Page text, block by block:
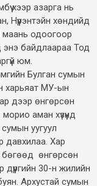
хээр азарга нь
Нүүрэнтэйн хөндийд
маань одоогоор
байдлаараа Тод
юм.
Булган сумын
харьяат МУ-ын
ар дээр өнгөрсөн
аман хүзүүнд
уугуул
давхилаа. Хар
бөгөөд өнгөрсөн
30-н жилийн
Архустай сумын